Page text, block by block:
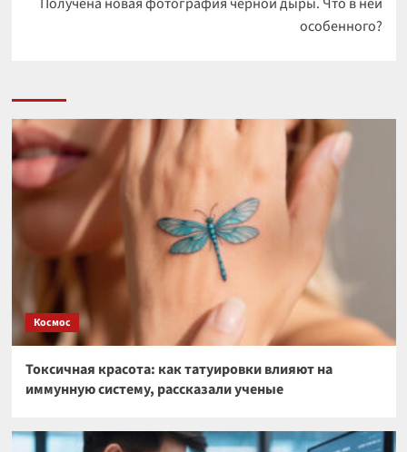
особенного?
Космос
Токсичная красота: как татуировки влияют на
иммунную систему, рассказали ученые